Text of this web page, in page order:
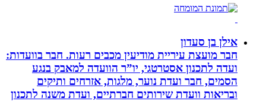
אילן בן סעדון
חבר מועצת עיריית מודיעין מכבים רעות. חבר בוועדות:
ועדה לתכנון אסטרטגי, יו”ר הוועדה למאבק בנגע
הסמים, חבר ועדת נוער, מלגות, אזרחים ותיקים
ובריאות וועדת שירותים חברתיים, ועדת משנה לתכנון